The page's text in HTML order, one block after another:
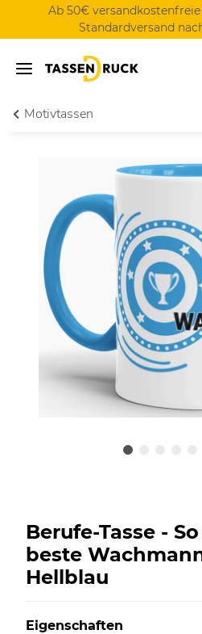
Ab 50€
Standardversand
Motivtassen
Berufe-Tasse -
beste
Hellblau
Eigenschaften